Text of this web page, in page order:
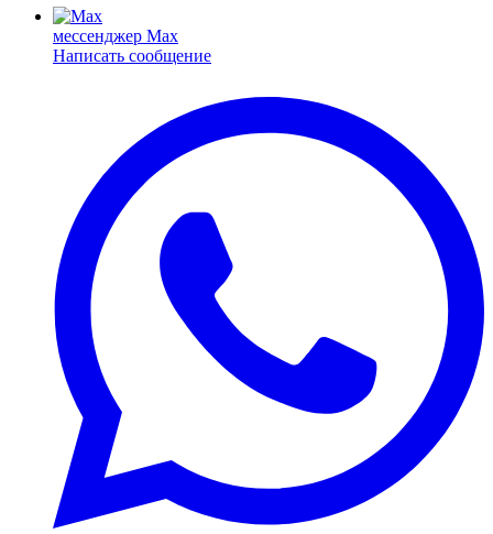
мессенджер Max
Написать сообщение